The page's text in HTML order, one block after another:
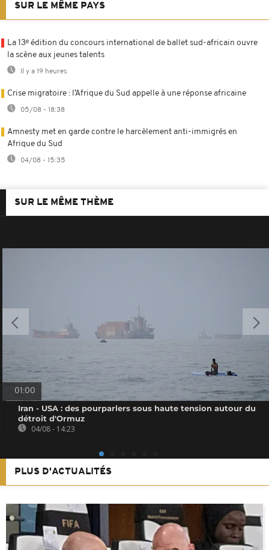
SUR LE MÊME PAYS
La 13ᵉ édition du concours international de ballet sud-africain ouvre
la scène aux jeunes talents
Il y a 19 heures
Crise migratoire : l’Afrique du Sud appelle à une réponse africaine
05/08 - 18:38
Amnesty met en garde contre le harcèlement anti-immigrés en
Afrique du Sud
04/08 - 15:35
SUR LE MÊME THÈME
01:00
Iran - USA : des pourparlers sous haute tension autour du
détroit d'Ormuz
04/08 - 14:23
PLUS D'ACTUALITÉS